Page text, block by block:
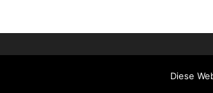
Diese